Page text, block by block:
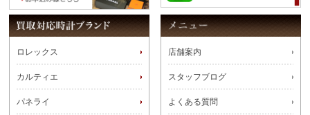
ロレックス
カルティエ
パネライ
店舗案内
スタッフブログ
よくある質問